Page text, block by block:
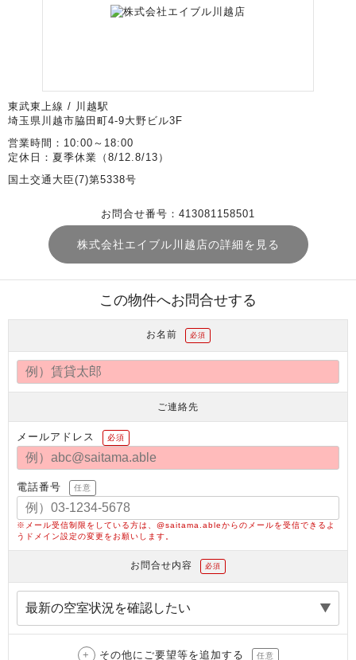
東武東上線 / 川越駅
埼玉県川越市脇田町4-9大野ビル3F
営業時間：10:00～18:00
定休日：夏季休業（8/12.8/13）
国土交通大臣(7)第5338号
お問合せ番号：413081158501
株式会社エイブル川越店の詳細を見る
この物件へお問合せする
お名前 必須
ご連絡先
メールアドレス 必須
電話番号 任意
※メール受信制限をしている方は、@saitama.ableからのメールを受信できるよ
うドメイン設定の変更をお願いします。
お問合せ内容 必須
その他にご要望等を追加する 任意